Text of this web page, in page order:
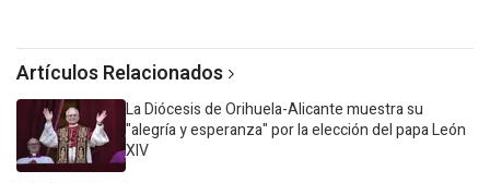
Artículos Relacionados
La Diócesis de Orihuela-Alicante muestra su
"alegría y esperanza" por la elección del papa León
XIV